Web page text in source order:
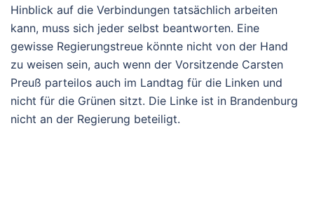
Hinblick auf die Verbindungen tatsächlich arbeiten
kann, muss sich jeder selbst beantworten. Eine
gewisse Regierungstreue könnte nicht von der Hand
zu weisen sein, auch wenn der Vorsitzende Carsten
Preuß parteilos auch im Landtag für die Linken und
nicht für die Grünen sitzt. Die Linke ist in Brandenburg
nicht an der Regierung beteiligt.